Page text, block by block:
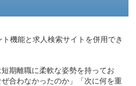
機能と求人検索サイトを併用でき
期離職に柔軟な姿勢を持ってお
合わなかったのか」「次に何を重